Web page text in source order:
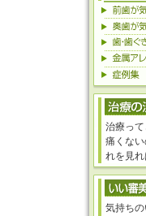
治療っ
痛くな
れを見れ
気持ち